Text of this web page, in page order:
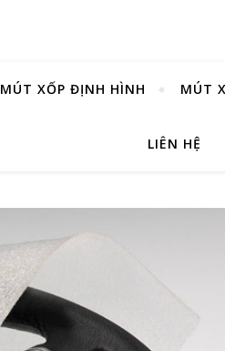
MÚT XỐP ĐỊNH HÌNH MÚT
LIÊN HỆ